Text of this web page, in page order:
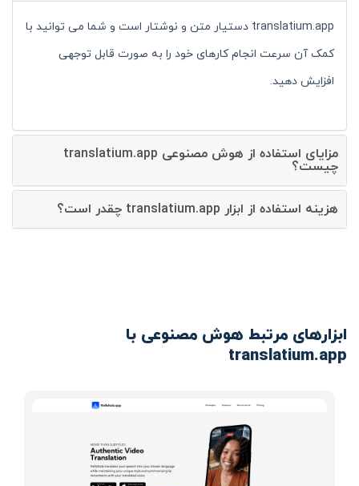
translatium.app دستیار متن و نوشتار است و شما می توانید با
کمک آن سرعت انجام کارهای خود را به صورت قابل توجهی
افزایش دهید.
مزایای استفاده از هوش مصنوعی translatium.app
چیست؟
هزینه استفاده از ابزار translatium.app چقدر است؟
ابزارهای مرتبط هوش مصنوعی با
translatium.app